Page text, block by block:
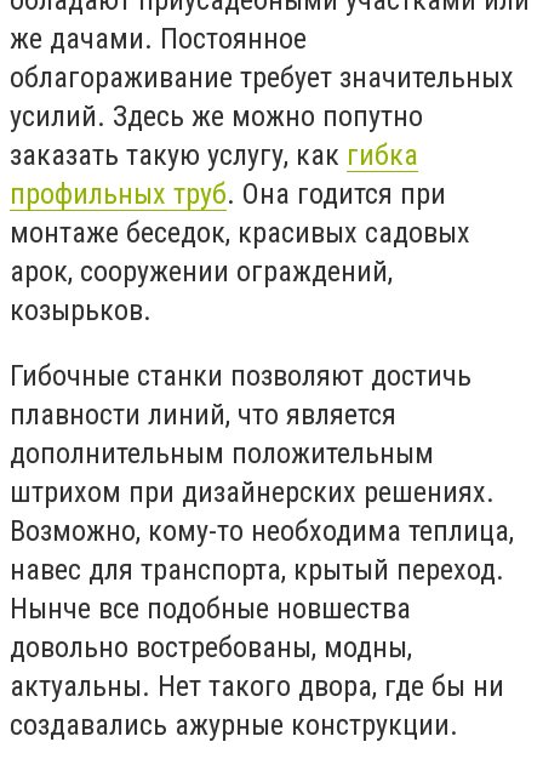
же дачами. Постоянное
облагораживание требует значительных
усилий. Здесь же можно попутно
заказать такую услугу, как гибка
профильных труб. Она годится при
монтаже беседок, красивых садовых
арок, сооружении ограждений,
козырьков.
Гибочные станки позволяют достичь
плавности линий, что является
дополнительным положительным
штрихом при дизайнерских решениях.
Возможно, кому-то необходима теплица,
навес для транспорта, крытый переход.
Нынче все подобные новшества
довольно востребованы, модны,
актуальны. Нет такого двора, где бы ни
создавались ажурные конструкции.